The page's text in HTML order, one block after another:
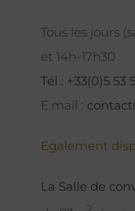
Tous les jours
et 14h-17h30
Tél : +33(0)5 53
E.mail :
Egalement
La Salle de